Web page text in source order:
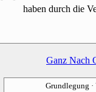
haben durch die
Ganz Nach
Grundlegung